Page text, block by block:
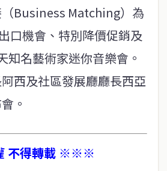
Business Matching）為
口機會、特別降價促銷及
知名藝術家迷你音樂會。
西及社區發展廳廳長西亞
。
不得轉載 ※※※